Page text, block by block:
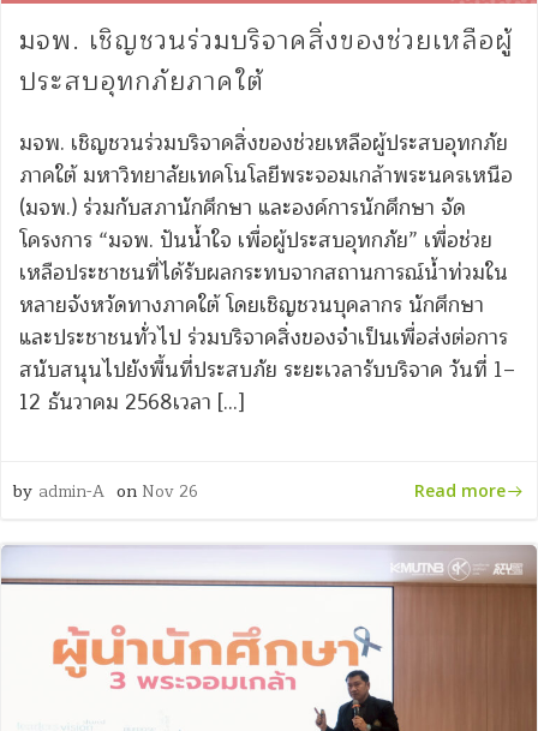
มจพ. เชิญชวนร่วมบริจาคสิ่งของช่วยเหลือผู้
ประสบอุทกภัยภาคใต้
มจพ. เชิญชวนร่วมบริจาคสิ่งของช่วยเหลือผู้ประสบอุทกภัย
ภาคใต้ มหาวิทยาลัยเทคโนโลยีพระจอมเกล้าพระนครเหนือ
(มจพ.) ร่วมกับสภานักศึกษา และองค์การนักศึกษา จัด
โครงการ “มจพ. ปันน้ำใจ เพื่อผู้ประสบอุทกภัย” เพื่อช่วย
เหลือประชาชนที่ได้รับผลกระทบจากสถานการณ์น้ำท่วมใน
หลายจังหวัดทางภาคใต้ โดยเชิญชวนบุคลากร นักศึกษา
และประชาชนทั่วไป ร่วมบริจาคสิ่งของจำเป็นเพื่อส่งต่อการ
สนับสนุนไปยังพื้นที่ประสบภัย ระยะเวลารับบริจาค วันที่ 1–
12 ธันวาคม 2568เวลา […]
by admin-A on Nov 26 Read more